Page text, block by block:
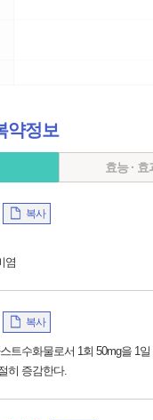
약정보
효능 · 효
복사
염
복사
트수화물로서 1회 50mg을 1
히 증감한다.